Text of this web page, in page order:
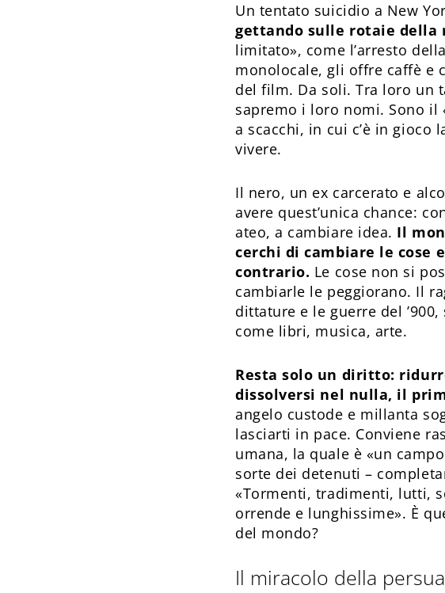
Un tentato suicidio a New
gettando sulle rotaie della
limitato», come l’arresto
monolocale, gli offre caffè e
del film. Da soli. Tra loro un
sapremo i loro nomi. Sono il
a scacchi, in cui c’è in gioco
vivere.
Il nero, un ex carcerato e
avere quest’unica chance:
ateo, a cambiare idea. Il
cerchi di cambiare le
contrario. Le cose non si
cambiarle le peggiorano. Il
dittature e le guerre del
come libri, musica, arte.
Resta solo un diritto:
dissolversi nel nulla, il
angelo custode e millanta
lasciarti in pace. Conviene
umana, la quale è «un
sorte dei detenuti –
«Tormenti, tradimenti, lutti,
orrende e lunghissime». È
del mondo?
Il miracolo della